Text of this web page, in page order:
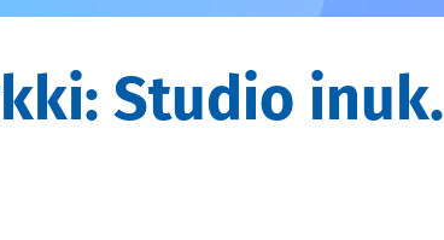
Studio inuk.